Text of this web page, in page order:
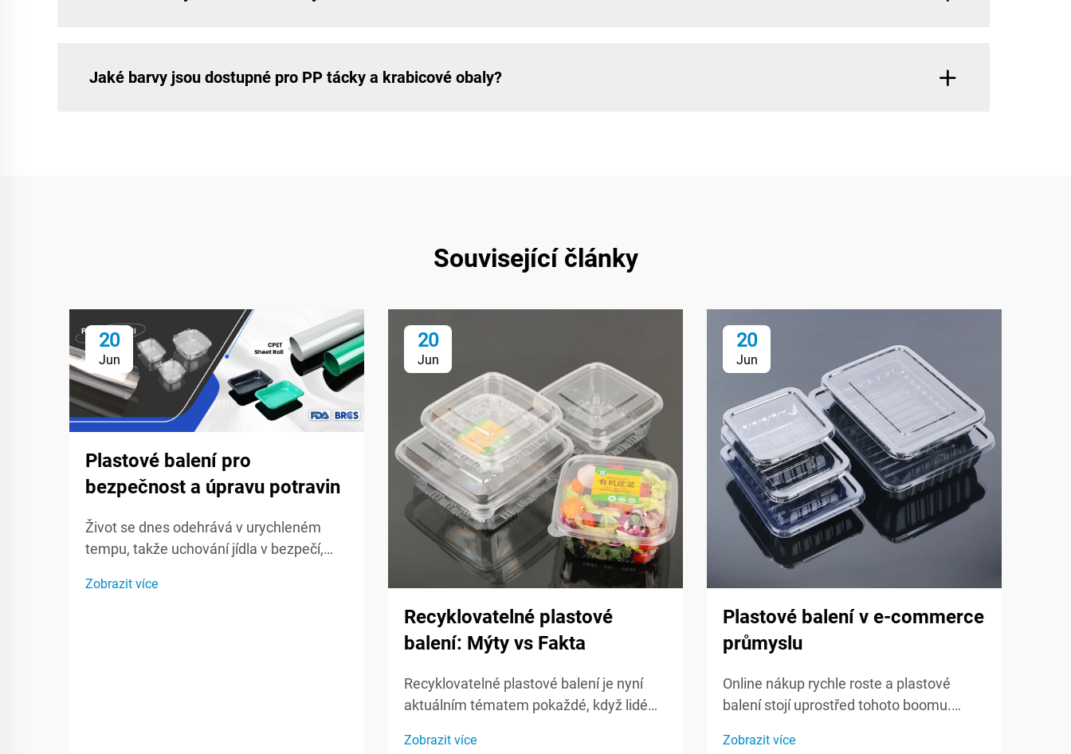
Jaké barvy jsou dostupné pro PP tácky a krabicové obaly?
Související články
20
Jun
Plastové balení pro
bezpečnost a úpravu potravin
Život se dnes odehrává v urychleném
tempu, takže uchování jídla v bezpečí,
než kdy dříve jak pro nákupce, tak i pro
Zobrazit více
20
Jun
Recyklovatelné plastové
balení: Mýty vs Fakta
Recyklovatelné plastové balení je nyní
aktuálním tématem pokaždé, když lidé
planetu. Protože zákazníci věnují více
Zobrazit více
20
Jun
Plastové balení v e-commerce
průmyslu
Online nákup rychle roste a plastové
balení stojí uprostřed tohoto boomu.
možnosti, plast chrání zboží, snižuje
Zobrazit více